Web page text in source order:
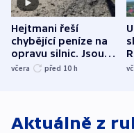
Hejtmani řeší
chybějící peníze na
opravu silnic. Jsou
nenárokové, namítá
včera před 10 h
Aktuálně z